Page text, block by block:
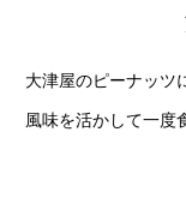
大津屋のピーナッツ
風味を活かして一度